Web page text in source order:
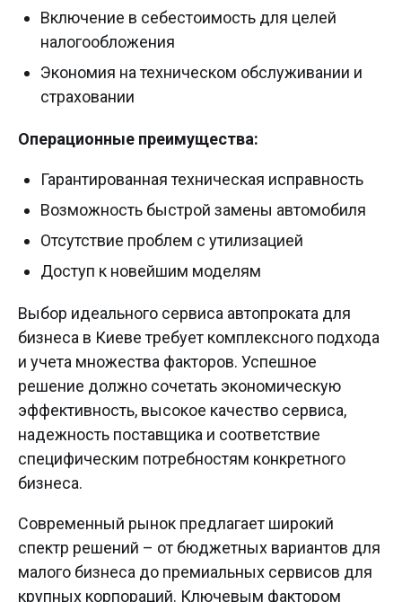
Включение в себестоимость для целей
налогообложения
Экономия на техническом обслуживании и
страховании
Операционные преимущества:
Гарантированная техническая исправность
Возможность быстрой замены автомобиля
Отсутствие проблем с утилизацией
Доступ к новейшим моделям
Выбор идеального сервиса автопроката для
бизнеса в Киеве требует комплексного подхода
и учета множества факторов. Успешное
решение должно сочетать экономическую
эффективность, высокое качество сервиса,
надежность поставщика и соответствие
специфическим потребностям конкретного
бизнеса.
Современный рынок предлагает широкий
спектр решений – от бюджетных вариантов для
малого бизнеса до премиальных сервисов для
крупных корпораций. Ключевым фактором